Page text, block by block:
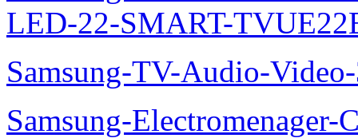
LED-22-SMART-
Samsung-TV-Audio-
Samsung-Electromenager-